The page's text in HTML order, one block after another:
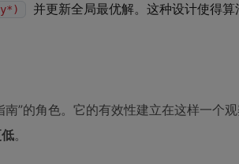
并更新全局最优解。这种设计使得算
”的角色。它的有效性建立在这样一个观
。